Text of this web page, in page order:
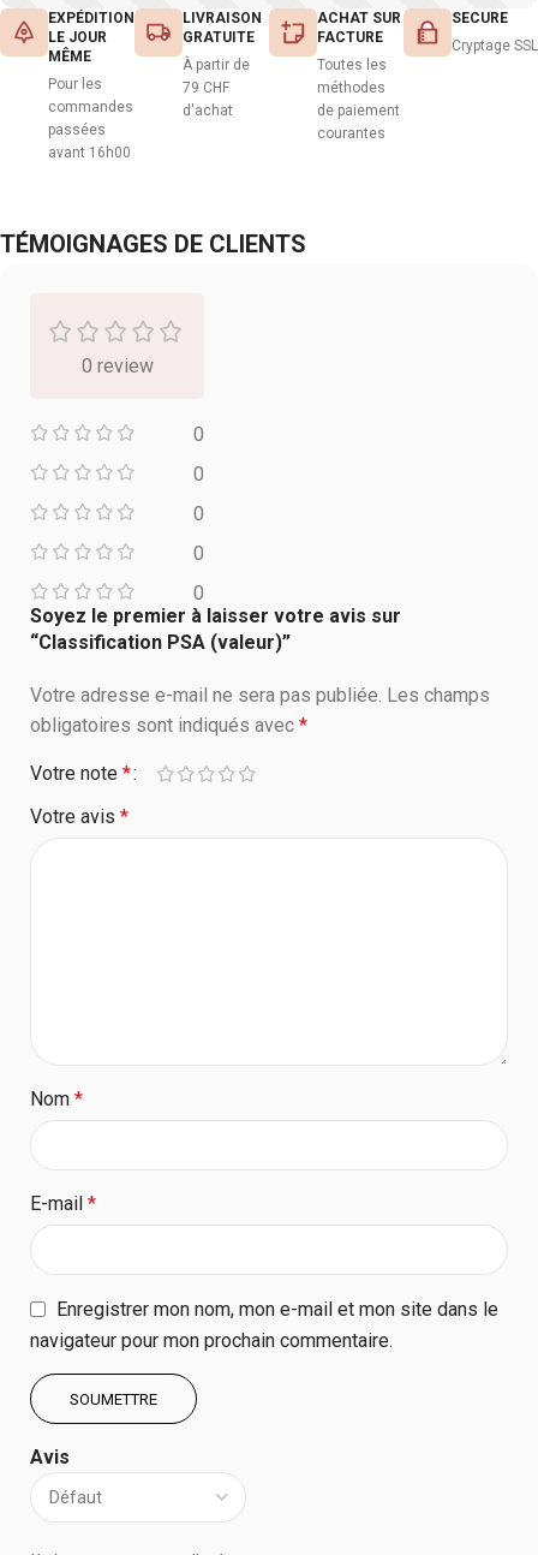
EXPÉDITION
LE JOUR
MÊME
Pour les
commandes
passées
avant 16h00
LIVRAISON
GRATUITE
À partir de
79 CHF
d'achat
ACHAT SUR
FACTURE
Toutes les
méthodes
de paiement
courantes
SECURE
Cryptage SSL
TÉMOIGNAGES DE CLIENTS
0 review
0
0
0
0
0
Avis
Soyez le premier à laisser votre avis sur
“Classification PSA (valeur)”
Votre adresse e-mail ne sera pas publiée. Les champs
obligatoires sont indiqués avec *
Votre note *
Votre avis *
Nom *
E-mail *
Enregistrer mon nom, mon e-mail et mon site dans le
navigateur pour mon prochain commentaire.